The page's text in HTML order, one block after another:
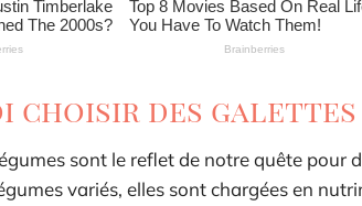
choisir des galettes
sont le reflet de notre quête pour
variés, elles sont chargées en